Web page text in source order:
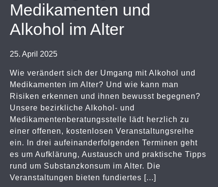
Medikamenten und
Alkohol im Alter
25. April 2025
Wie verändert sich der Umgang mit Alkohol und
Medikamenten im Alter? Und wie kann man
Risiken erkennen und ihnen bewusst begegnen?
Unsere bezirkliche Alkohol- und
Medikamentenberatungsstelle lädt herzlich zu
einer offenen, kostenlosen Veranstaltungsreihe
ein. In drei aufeinanderfolgenden Terminen geht
es um Aufklärung, Austausch und praktische Tipps
rund um Substanzkonsum im Alter. Die
Veranstaltungen bieten fundiertes [...]